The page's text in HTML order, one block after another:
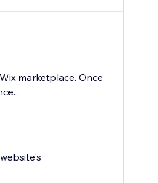
marketplace. Once